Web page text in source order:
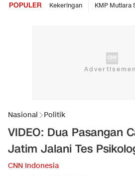
POPULER Kekeringan KMP Mutiara
Nasional Politik
VIDEO: Dua Pasangan
Jatim Jalani Tes
CNN Indonesia